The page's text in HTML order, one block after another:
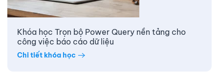
Khóa học Trọn bộ Power Query nền tảng cho
công việc báo cáo dữ liệu
Chi tiết khóa học